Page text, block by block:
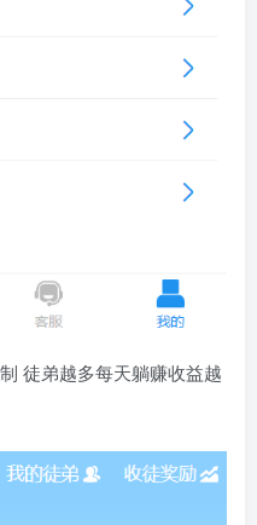
徒弟越多每天躺赚收益越